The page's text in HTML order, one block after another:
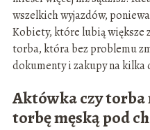
wszelkich wyjazdów,
Kobiety, które lubią większe
torba, która bez problemu
dokumenty i zakupy na kilka
Aktówka czy torba
torbę męską pod